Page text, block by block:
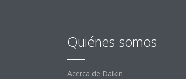
Quiénes somos
Acerca de Daikin